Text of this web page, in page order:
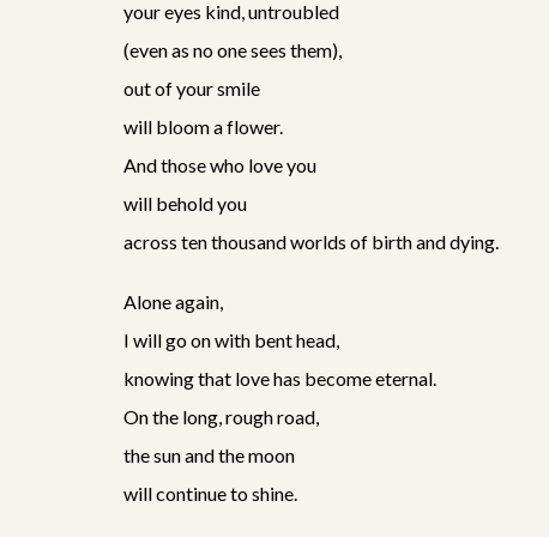
your eyes kind, untroubled
(even as no one sees them),
out of your smile
will bloom a flower.
And those who love you
will behold you
across ten thousand worlds of birth and dying.
Alone again,
I will go on with bent head,
knowing that love has become eternal.
On the long, rough road,
the sun and the moon
will continue to shine.